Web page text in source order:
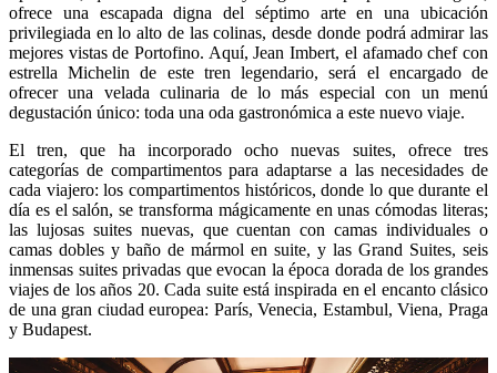
ofrece una escapada digna del séptimo arte en una ubicación
privilegiada en lo alto de las colinas, desde donde podrá admirar las
mejores vistas de Portofino. Aquí, Jean Imbert, el afamado chef con
estrella Michelin de este tren legendario, será el encargado de
ofrecer una velada culinaria de lo más especial con un menú
degustación único: toda una oda gastronómica a este nuevo viaje.
El tren, que ha incorporado ocho nuevas suites, ofrece tres
categorías de compartimentos para adaptarse a las necesidades de
cada viajero: los compartimentos históricos, donde lo que durante el
día es el salón, se transforma mágicamente en unas cómodas literas;
las lujosas suites nuevas, que cuentan con camas individuales o
camas dobles y baño de mármol en suite, y las Grand Suites, seis
inmensas suites privadas que evocan la época dorada de los grandes
viajes de los años 20. Cada suite está inspirada en el encanto clásico
de una gran ciudad europea: París, Venecia, Estambul, Viena, Praga
y Budapest.